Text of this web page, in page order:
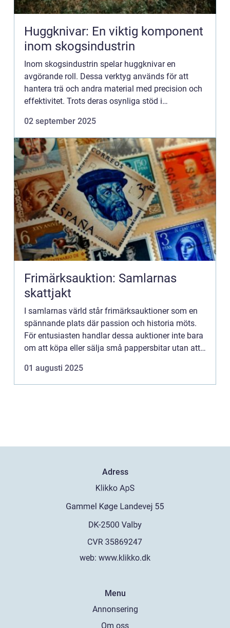
Huggknivar: En viktig komponent
inom skogsindustrin
Inom skogsindustrin spelar huggknivar en
avgörande roll. Dessa verktyg används för att
hantera trä och andra material med precision och
effektivitet. Trots deras osynliga stöd i
02 september 2025
Frimärksauktion: Samlarnas
skattjakt
I samlarnas värld står frimärksauktioner som en
spännande plats där passion och historia möts.
För entusiasten handlar dessa auktioner inte bara
om att köpa eller sälja små pappersbitar utan att
01 augusti 2025
Adress
web: www.klikko.dk
Menu
Annonsering
Om oss